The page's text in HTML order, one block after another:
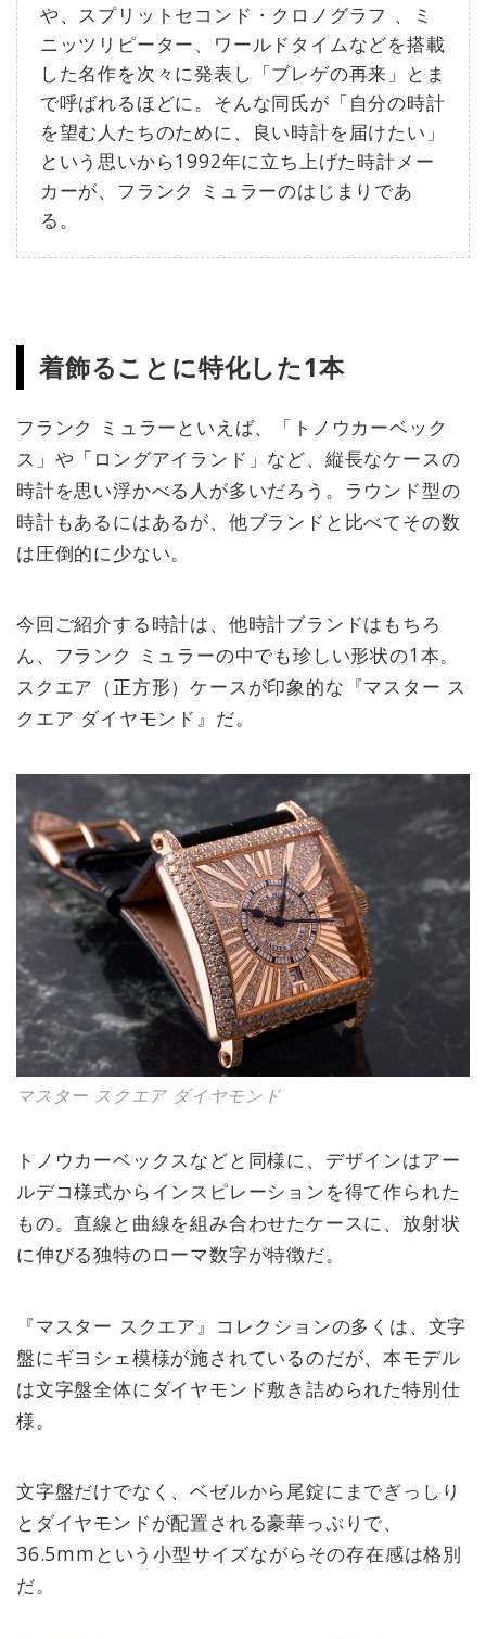
や、スプリットセコンド・クロノグラフ 、ミ
ニッツリピーター、ワールドタイムなどを搭載
した名作を次々に発表し「ブレゲの再来」とま
で呼ばれるほどに。そんな同氏が「自分の時計
を望む人たちのために、良い時計を届けたい」
という思いから1992年に立ち上げた時計メー
カーが、フランク ミュラーのはじまりであ
る。
着飾ることに特化した1本
フランク ミュラーといえば、「トノウカーベック
ス」や「ロングアイランド」など、縦長なケースの
時計を思い浮かべる人が多いだろう。ラウンド型の
時計もあるにはあるが、他ブランドと比べてその数
は圧倒的に少ない。
今回ご紹介する時計は、他時計ブランドはもちろ
ん、フランク ミュラーの中でも珍しい形状の1本。
スクエア（正方形）ケースが印象的な『マスター ス
クエア ダイヤモンド』だ。
マスター スクエア ダイヤモンド
トノウカーベックスなどと同様に、デザインはアー
ルデコ様式からインスピレーションを得て作られた
もの。直線と曲線を組み合わせたケースに、放射状
に伸びる独特のローマ数字が特徴だ。
『マスター スクエア』コレクションの多くは、文字
盤にギヨシェ模様が施されているのだが、本モデル
は文字盤全体にダイヤモンド敷き詰められた特別仕
様。
文字盤だけでなく、ベゼルから尾錠にまでぎっしり
とダイヤモンドが配置される豪華っぷりで、
36.5mmという小型サイズながらその存在感は格別
だ。